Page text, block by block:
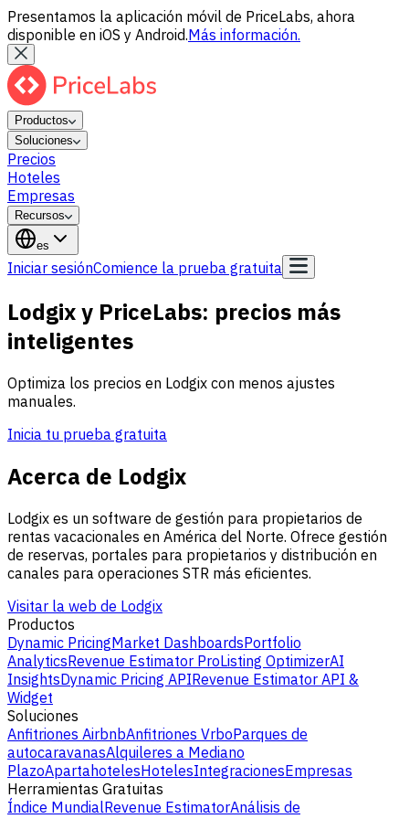
Presentamos la aplicación móvil de PriceLabs, ahora
disponible en iOS y Android.Más información.
Productos
Soluciones
Precios
Hoteles
Empresas
Recursos
es
Iniciar sesiónComience la prueba gratuita
Lodgix y PriceLabs: precios más
inteligentes
Optimiza los precios en Lodgix con menos ajustes
manuales.
Inicia tu prueba gratuita
Acerca de Lodgix
Lodgix es un software de gestión para propietarios de
rentas vacacionales en América del Norte. Ofrece gestión
de reservas, portales para propietarios y distribución en
canales para operaciones STR más eficientes.
Visitar la web de Lodgix
Productos
Dynamic PricingMarket DashboardsPortfolio
AnalyticsRevenue Estimator ProListing OptimizerAI
InsightsDynamic Pricing APIRevenue Estimator API &
Widget
Soluciones
Anfitriones AirbnbAnfitriones VrboParques de
autocaravanasAlquileres a Mediano
PlazoApartahotelesHotelesIntegracionesEmpresas
Herramientas Gratuitas
Índice MundialRevenue EstimatorAnálisis de